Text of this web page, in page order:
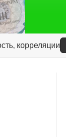
корреляции